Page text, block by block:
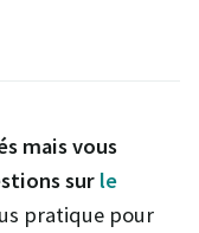
mais vous
sur le
pratique pour